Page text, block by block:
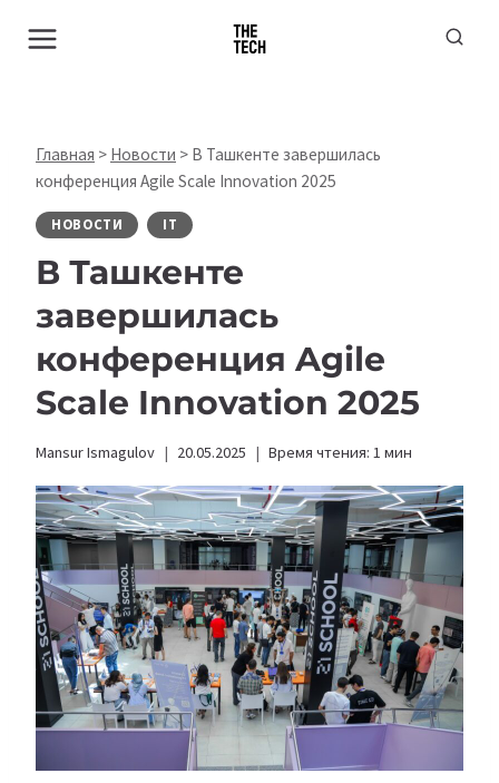
Главная > Новости > В Ташкенте завершилась
конференция Agile Scale Innovation 2025
НОВОСТИ IT
В Ташкенте
завершилась
конференция Agile
Scale Innovation 2025
Mansur Ismagulov 20.05.2025 Время чтения: 1 мин